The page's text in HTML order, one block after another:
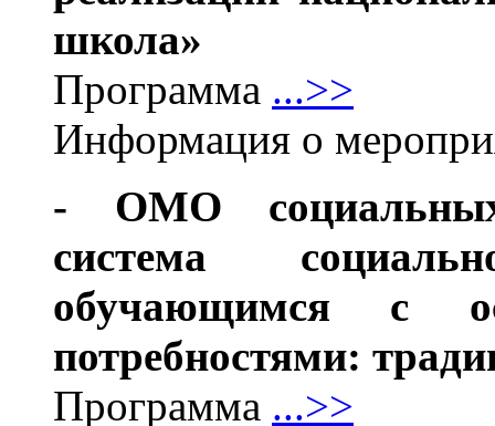
школа»
Программа ...>>
Информация о
- ОМО социальных
система
обучающимся с
потребностями:
Программа ...>>